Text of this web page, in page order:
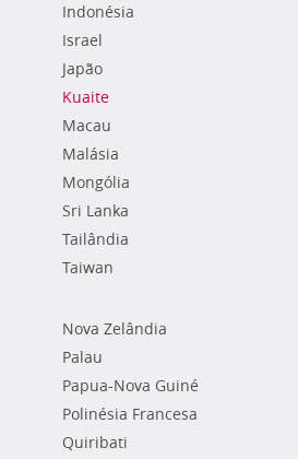
Indonésia
Israel
Japão
Kuaite
Macau
Malásia
Mongólia
Sri Lanka
Tailândia
Taiwan
Nova Zelândia
Palau
Papua-Nova Guiné
Polinésia Francesa
Quiribati